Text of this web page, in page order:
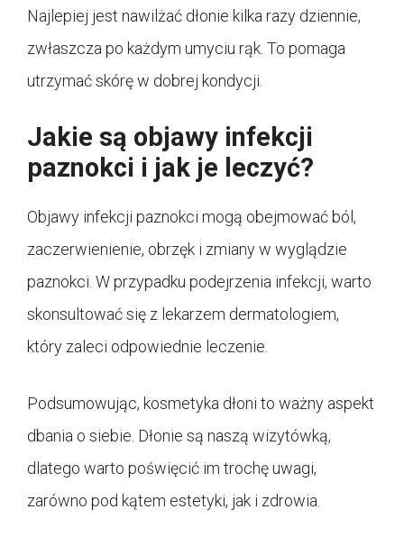
Najlepiej jest nawilżać dłonie kilka razy dziennie,
zwłaszcza po każdym umyciu rąk. To pomaga
utrzymać skórę w dobrej kondycji.
Jakie są objawy infekcji
paznokci i jak je leczyć?
Objawy infekcji paznokci mogą obejmować ból,
zaczerwienienie, obrzęk i zmiany w wyglądzie
paznokci. W przypadku podejrzenia infekcji, warto
skonsultować się z lekarzem dermatologiem,
który zaleci odpowiednie leczenie.
Podsumowując, kosmetyka dłoni to ważny aspekt
dbania o siebie. Dłonie są naszą wizytówką,
dlatego warto poświęcić im trochę uwagi,
zarówno pod kątem estetyki, jak i zdrowia.